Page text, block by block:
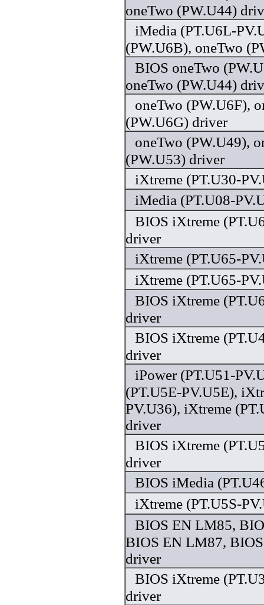
oneTwo (PW.U44)
iMedia (PT.U6L-
(PW.U6B), oneTwo
BIOS oneTwo
oneTwo (PW.U44)
oneTwo (PW.U6F),
(PW.U6G) driver
oneTwo (PW.U49),
(PW.U53) driver
iXtreme (PT.U30-
iMedia (PT.U08-
BIOS iXtreme
driver
iXtreme (PT.U65-
iXtreme (PT.U65-
BIOS iXtreme
driver
BIOS iXtreme
driver
iPower (PT.U51-
(PT.U5E-PV.U5E),
PV.U36), iXtreme
driver
BIOS iXtreme
driver
BIOS iMedia
iXtreme (PT.U5S-
BIOS EN LM85,
BIOS EN LM87,
driver
BIOS iXtreme
driver